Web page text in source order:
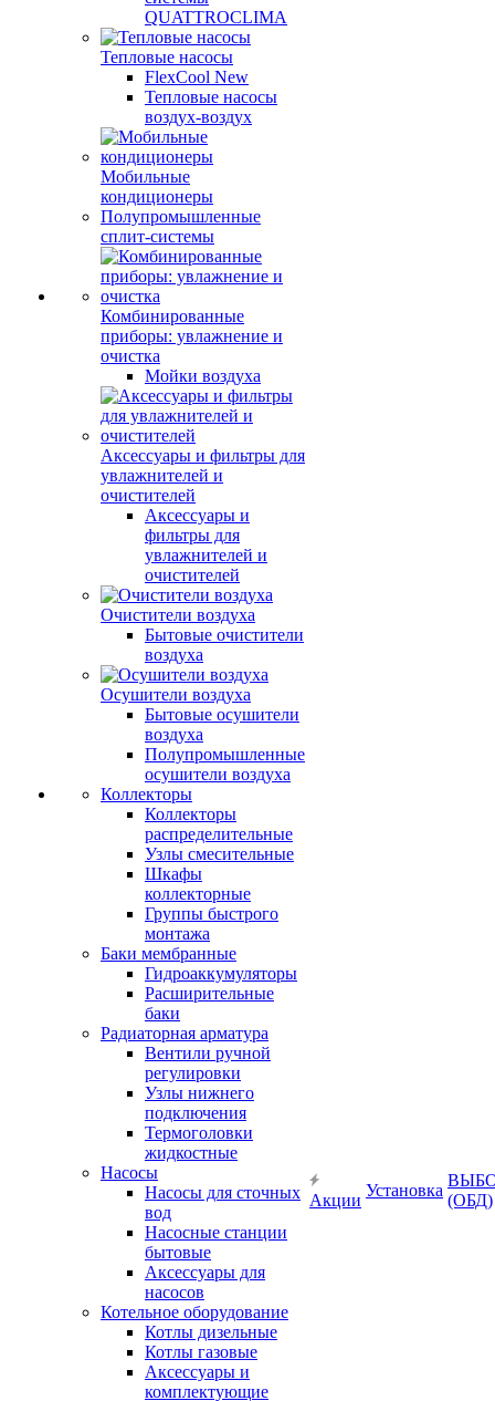
QUATTROCLIMA
Тепловые насосы
FlexCool New
Тепловые насосы
воздух-воздух
Мобильные
кондиционеры
Полупромышленные
сплит-системы
Комбинированные
приборы: увлажнение и
очистка
Мойки воздуха
Аксессуары и фильтры для
увлажнителей и
очистителей
Аксессуары и
фильтры для
увлажнителей и
очистителей
Очистители воздуха
Бытовые очистители
воздуха
Осушители воздуха
Бытовые осушители
воздуха
Полупромышленные
осушители воздуха
Коллекторы
Коллекторы
распределительные
Узлы смесительные
Шкафы
коллекторные
Группы быстрого
монтажа
Баки мембранные
Гидроаккумуляторы
Расширительные
баки
Радиаторная арматура
Вентили ручной
регулировки
Узлы нижнего
подключения
Термоголовки
жидкостные
Насосы
Насосы для сточных
вод
Насосные станции
бытовые
Аксессуары для
насосов
Котельное оборудование
Котлы дизельные
Котлы газовые
Аксессуары и
комплектующие
Акции
Установка
(ОБД)